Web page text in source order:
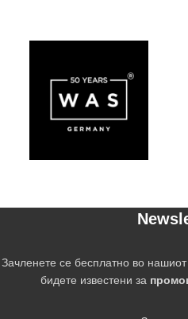
Зачленете се бесплатно во
бидете известени за